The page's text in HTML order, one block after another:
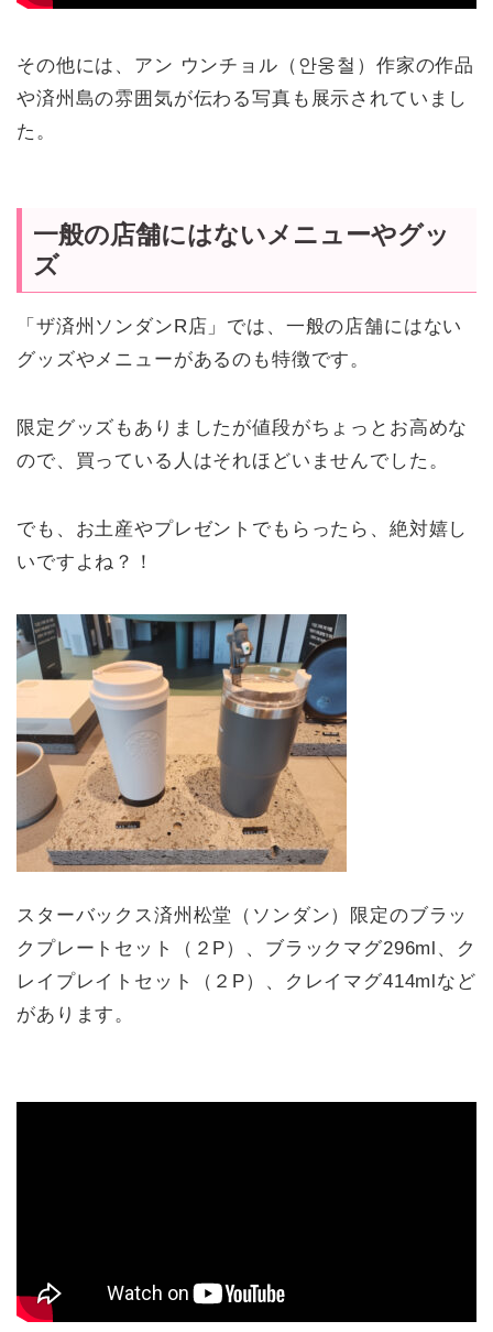
その他には、アン ウンチョル（안웅철）作家の作品
や済州島の雰囲気が伝わる写真も展示されていまし
た。
一般の店舗にはないメニューやグッ
ズ
「ザ済州ソンダンR店」では、一般の店舗にはない
グッズやメニューがあるのも特徴です。
限定グッズもありましたが値段がちょっとお高めな
ので、買っている人はそれほどいませんでした。
でも、お土産やプレゼントでもらったら、絶対嬉し
いですよね？！
スターバックス済州松堂（ソンダン）限定のブラッ
クプレートセット（２P）、ブラックマグ296ml、ク
レイプレイトセット（２P）、クレイマグ414mlなど
があります。